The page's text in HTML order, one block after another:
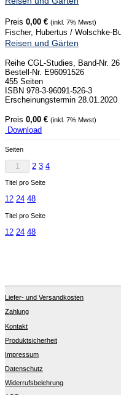
Preis 0,00 € (inkl. 7% Mwst)
Fischer, Hubertus / Wolschke-
Reisen und Gärten
Reihe CGL-Studies, Band-Nr. 26
Bestell-Nr. E96091526
455 Seiten
ISBN 978-3-96091-526-3
Erscheinungstermin 28.01.2020
Preis 0,00 € (inkl. 7% Mwst)
Download
Seiten
1 2 3 4
Titel pro Seite
12 24 48
Titel pro Seite
12 24 48
Liefer- und Versandkosten
Zahlung
Kontakt
Produktsicherheit
Impressum
Datenschutz
Widerrufsbelehrung